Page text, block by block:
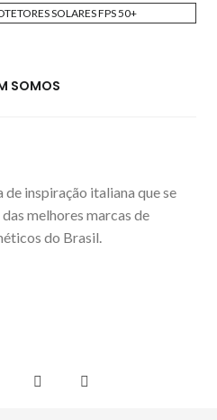
SOLARES FPS 50+
SOMOS
inspiração italiana que se
melhores marcas de
do Brasil.